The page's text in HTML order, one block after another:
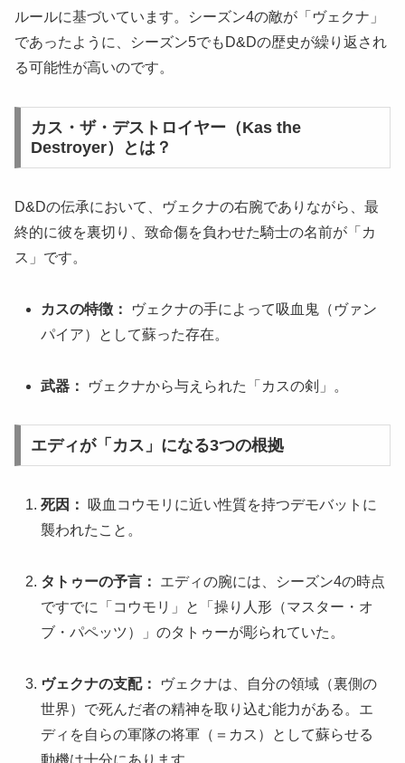
ルールに基づいています。シーズン4の敵が「ヴェクナ」
であったように、シーズン5でもD&Dの歴史が繰り返され
る可能性が高いのです。
カス・ザ・デストロイヤー（Kas the
Destroyer）とは？
D&Dの伝承において、ヴェクナの右腕でありながら、最
終的に彼を裏切り、致命傷を負わせた騎士の名前が「カ
ス」です。
カスの特徴：
ヴェクナの手によって吸血鬼（ヴァン
パイア）として蘇った存在。
武器： ヴェクナから与えられた「カスの剣」。
エディが「カス」になる3つの根拠
死因：
吸血コウモリに近い性質を持つデモバットに
襲われたこと。
タトゥーの予言：
エディの腕には、シーズン4の時点
ですでに「コウモリ」と「操り人形（マスター・オ
ブ・パペッツ）」のタトゥーが彫られていた。
ヴェクナの支配：
ヴェクナは、自分の領域（裏側の
世界）で死んだ者の精神を取り込む能力がある。エ
ディを自らの軍隊の将軍（＝カス）として蘇らせる
動機は十分にあります。